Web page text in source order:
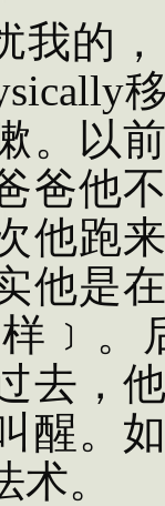
我的
。以
爸他
他跑
他是
﹞。
去，
醒。
。